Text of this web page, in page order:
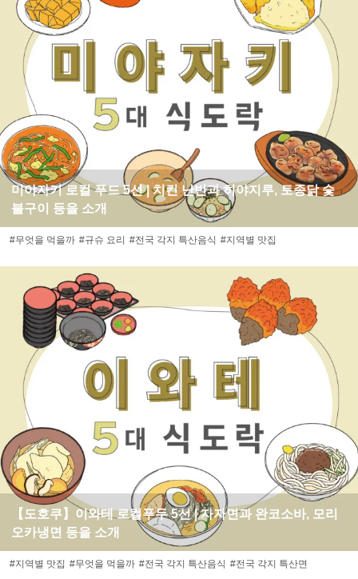
미야자키 로컬 푸드 5선 | 치킨 난반과 히야지루, 토종닭 숯
불구이 등을 소개
#무엇을 먹을까 #규슈 요리 #전국 각지 특산음식 #지역별 맛집
【도호쿠】이와테 로컬푸두 5선 | 자자면과 완코소바, 모리
오카냉면 등을 소개
#지역별 맛집 #무엇을 먹을까 #전국 각지 특산음식 #전국 각지 특산면